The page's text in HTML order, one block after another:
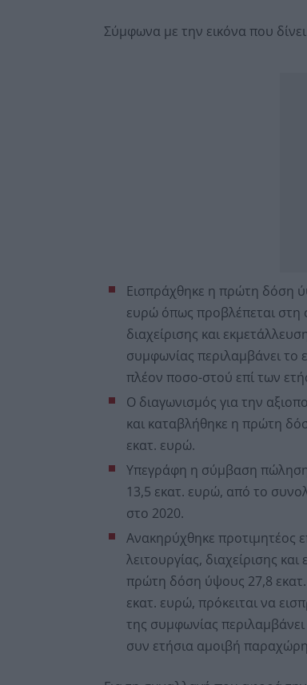
Σύμφωνα με την εικόνα που
Εισπράχθηκε η πρώτη δόση
ευρώ όπως προβλέπεται στη
διαχείρισης και
συμφωνίας περιλαμβάνει
πλέον ποσο-στού επί των
Ο διαγωνισμός για την
και καταβλήθηκε η πρώτη
εκατ. ευρώ.
Υπεγράφη η σύμβαση
13,5 εκατ. ευρώ, από το
στο 2020.
Ανακηρύχθηκε προτιμητέος
λειτουργίας, διαχείρισης
πρώτη δόση ύψους 27,8 εκατ.
εκατ. ευρώ, πρόκειται να
της συμφωνίας
συν ετήσια αμοιβή